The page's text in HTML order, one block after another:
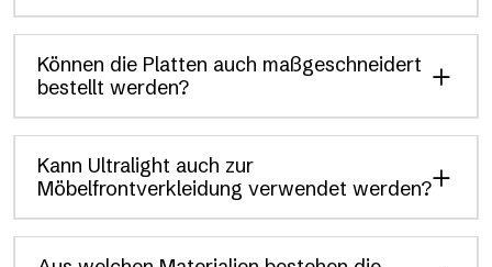
Können die Platten auch maßgeschneidert
bestellt werden?
Kann Ultralight auch zur
Möbelfrontverkleidung verwendet werden?